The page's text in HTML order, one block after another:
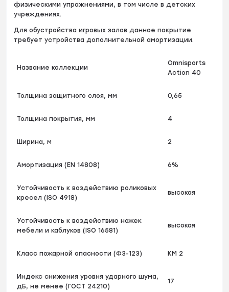
физическими упражнениями, в том числе в детских
учреждениях.
Для обустройства игровых залов данное покрытие
требует устройства дополнительной амортизации.
Название коллекции
Omnisports
Action 40
Толщина защитного слоя, мм 0,65
Толщина покрытия, мм 4
Ширина, м 2
Амортизация (EN 14808) 6%
Устойчивость к воздействию роликовых
кресел (ISO 4918)
высокая
Устойчивость к воздействию ножек
мебели и каблуков (ISO 16581)
высокая
Класс пожарной опасности (ФЗ-123) КМ 2
Индекс снижения уровня ударного шума,
дБ, не менее (ГОСТ 24210)
17